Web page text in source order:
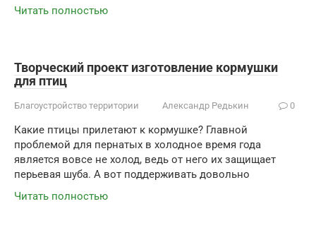
Читать полностью
Творческий проект изготовление кормушки
для птиц
Благоустройство территории Александр Редькин 0
Какие птицы прилетают к кормушке? Главной
проблемой для пернатых в холодное время года
является вовсе не холод, ведь от него их защищает
перьевая шуба. А вот поддерживать довольно
Читать полностью